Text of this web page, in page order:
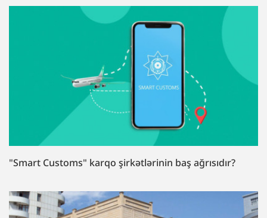
"Smart Customs" karqo şirkətlərinin baş ağrısıdır?